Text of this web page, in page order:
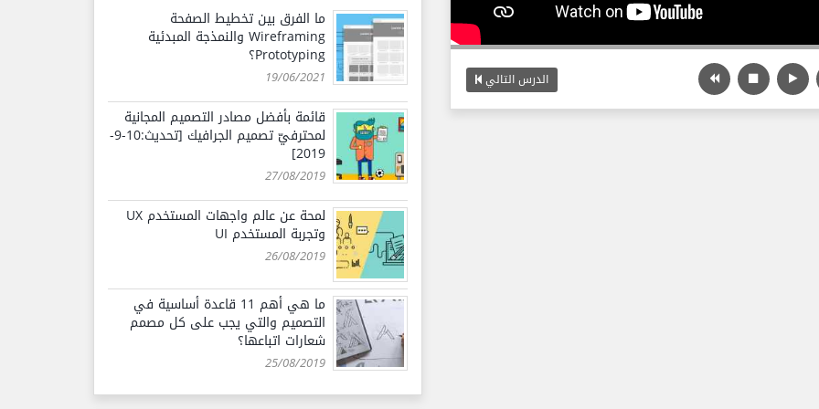
الدرس التالي
ما الفرق بين تخطيط الصفحة
Wireframing والنمذجة المبدئية
Prototyping؟
19/06/2021
قائمة بأفضل مصادر التصميم المجانية
لمحترفيّ تصميم الجرافيك [تحديث:10-9-
2019]
27/08/2019
لمحة عن عالم واجهات المستخدم UX
وتجربة المستخدم UI
26/08/2019
ما هي أهم 11 قاعدة أساسية في
التصميم والتي يجب على كل مصمم
شعارات اتباعها؟
25/08/2019